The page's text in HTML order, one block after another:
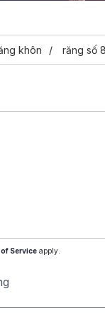
khôn răng số 8
of Service apply.